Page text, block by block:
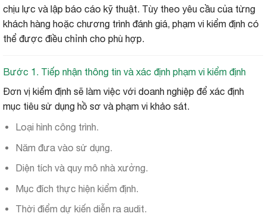
chịu lực và lập báo cáo kỹ thuật. Tùy theo yêu cầu của từng
khách hàng hoặc chương trình đánh giá, phạm vi kiểm định có
thể được điều chỉnh cho phù hợp.
Bước 1. Tiếp nhận thông tin và xác định phạm vi kiểm định
Đơn vị kiểm định sẽ làm việc với doanh nghiệp để xác định
mục tiêu sử dụng hồ sơ và phạm vi khảo sát.
Loại hình công trình.
Năm đưa vào sử dụng.
Diện tích và quy mô nhà xưởng.
Mục đích thực hiện kiểm định.
Thời điểm dự kiến diễn ra audit.